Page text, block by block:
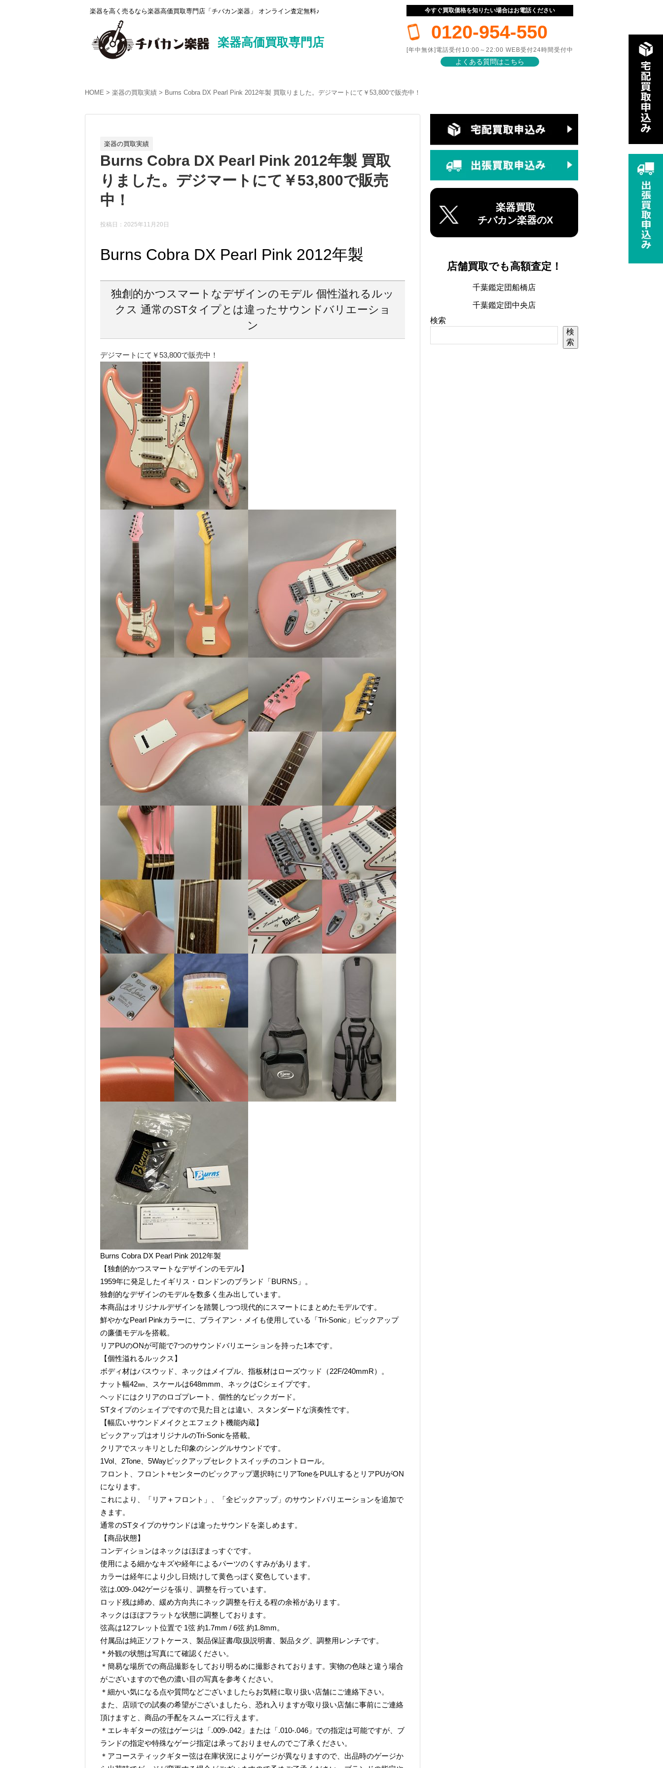
楽器を高く売るなら楽器高価買取専門店「チバカン楽器」 オンライン査定無料♪
楽器高価買取専門店
今すぐ買取価格を知りたい場合はお電話ください
0120-954-550
[年中無休]電話受付10:00～22:00 WEB受付24時間受付中
よくある質問はこちら
HOME 楽器の買取実績 Burns Cobra DX Pearl Pink 2012年製 買取りました。デジマートにて￥53,800で販売中！
楽器の買取実績
Burns Cobra DX Pearl Pink 2012年製 買取
りました。デジマートにて￥53,800で販売
中！
投稿日：2025年11月20日
Burns Cobra DX Pearl Pink 2012年製
独創的かつスマートなデザインのモデル 個性溢れるルッ
クス 通常のSTタイプとは違ったサウンドバリエーショ
ン
デジマートにて￥53,800で販売中！
Burns Cobra DX Pearl Pink 2012年製
【独創的かつスマートなデザインのモデル】
1959年に発足したイギリス・ロンドンのブランド「BURNS」。
独創的なデザインのモデルを数多く生み出しています。
本商品はオリジナルデザインを踏襲しつつ現代的にスマートにまとめたモデルです。
鮮やかなPearl Pinkカラーに、ブライアン・メイも使用している「Tri-Sonic」ピックアップ
の廉価モデルを搭載。
リアPUのONが可能で7つのサウンドバリエーションを持った1本です。
【個性溢れるルックス】
ボディ材はバスウッド、ネックはメイプル、指板材はローズウッド（22F/240mmR）。
ナット幅42㎜、スケールは648mmm、ネックはCシェイプです。
ヘッドにはクリアのロゴプレート、個性的なピックガード。
STタイプのシェイプですので見た目とは違い、スタンダードな演奏性です。
【幅広いサウンドメイクとエフェクト機能内蔵】
ピックアップはオリジナルのTri-Sonicを搭載。
クリアでスッキリとした印象のシングルサウンドです。
1Vol、2Tone、5Wayピックアップセレクトスイッチのコントロール。
フロント、フロント+センターのピックアップ選択時にリアToneをPULLするとリアPUがON
になります。
これにより、「リア＋フロント」、「全ピックアップ」のサウンドバリエーションを追加で
きます。
通常のSTタイプのサウンドは違ったサウンドを楽しめます。
【商品状態】
コンディションはネックはほぼまっすぐです。
使用による細かなキズや経年によるパーツのくすみがあります。
カラーは経年により少し日焼けして黄色っぽく変色しています。
弦は.009-.042ゲージを張り、調整を行っています。
ロッド残は締め、緩め方向共にネック調整を行える程の余裕があります。
ネックはほぼフラットな状態に調整しております。
弦高は12フレット位置で 1弦 約1.7mm / 6弦 約1.8mm。
付属品は純正ソフトケース、製品保証書/取扱説明書、製品タグ、調整用レンチです。
＊外観の状態は写真にて確認ください。
＊簡易な場所での商品撮影をしており明るめに撮影されております。実物の色味と違う場合
がございますので色の濃い目の写真を参考ください。
＊細かい気になる点や質問などございましたらお気軽に取り扱い店舗にご連絡下さい。
また、店頭での試奏の希望がございましたら、恐れ入りますが取り扱い店舗に事前にご連絡
頂けますと、商品の手配をスムーズに行えます。
＊エレキギターの弦はゲージは「.009-.042」または「.010-.046」での指定は可能ですが、ブ
ランドの指定や特殊なゲージ指定は承っておりませんのでご了承ください。
＊アコースティックギター弦は在庫状況によりゲージが異なりますので、出品時のゲージか
楽器買取
チバカン楽器のX
店舗買取でも高額査定！
千葉鑑定団船橋店
千葉鑑定団中央店
検索
検
索